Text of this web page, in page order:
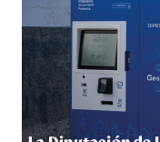
4º DÍA DE LAS